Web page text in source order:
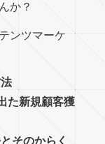
か？
ンツマーケ
た新規顧客獲
そのからく